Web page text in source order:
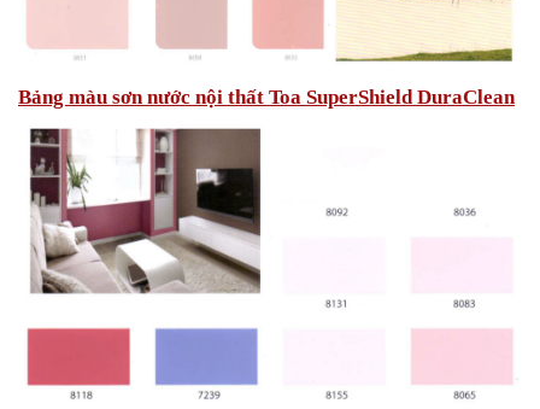
Bảng màu sơn nước nội thất Toa SuperShield DuraClean